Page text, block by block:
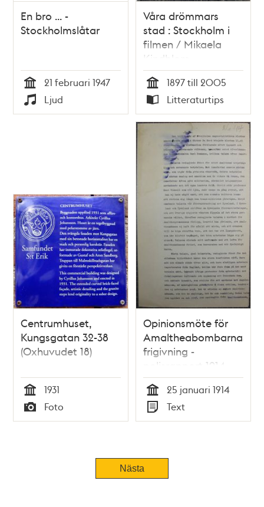
En bro ... -
Stockholmslåtar
Tid
21 februari 1947
Typ
Ljud
Våra drömmars
stad : Stockholm i
filmen / Mikaela
Kindblom
Tid
1897 till 2005
Typ
Litteraturtips
Centrumhuset,
Kungsgatan 32-38
(Oxhuvudet 18)
Tid
1931
Typ
Foto
Opinionsmöte för
Amaltheabombarnas
frigivning -
polisrapport 1914
Tid
25 januari 1914
Typ
Text
Nästa